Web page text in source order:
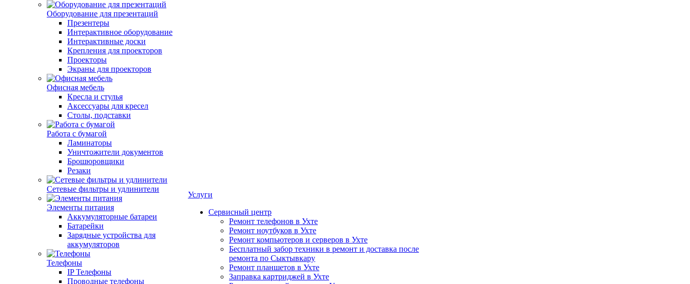
Оборудование для презентаций
Презентеры
Интерактивное оборудование
Интерактивные доски
Крепления для проекторов
Проекторы
Экраны для проекторов
Офисная мебель
Кресла и стулья
Аксессуары для кресел
Столы, подставки
Работа с бумагой
Ламинаторы
Уничтожители документов
Брошюровщики
Резаки
Сетевые фильтры и удлинители
Элементы питания
Аккумуляторные батареи
Батарейки
Зарядные устройства для
аккумуляторов
Телефоны
IP Телефоны
Проводные телефоны
Услуги
Сервисный центр
Ремонт телефонов в Ухте
Ремонт ноутбуков в Ухте
Ремонт компьютеров и серверов в Ухте
Бесплатный забор техники в ремонт и доставка после
ремонта по Сыктывкару
Ремонт планшетов в Ухте
Заправка картриджей в Ухте